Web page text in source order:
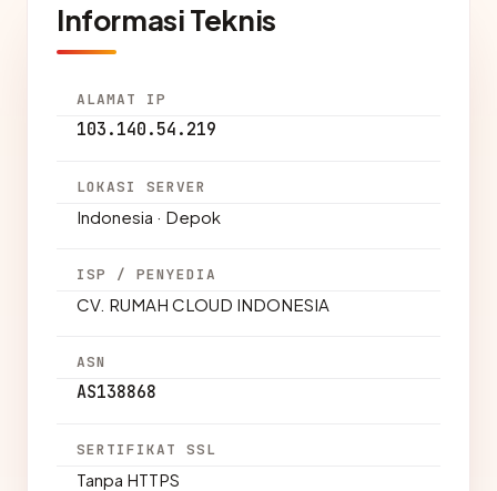
Informasi Teknis
ALAMAT IP
103.140.54.219
LOKASI SERVER
Indonesia · Depok
ISP / PENYEDIA
CV. RUMAH CLOUD INDONESIA
ASN
AS138868
SERTIFIKAT SSL
Tanpa HTTPS